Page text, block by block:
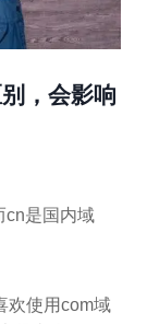
，会影响
cn是国内域
欢使用com域